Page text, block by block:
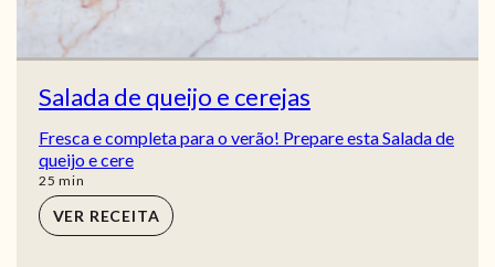
Salada de queijo e cerejas
Fresca e completa para o verão! Prepare esta Salada de
queijo e cere
25 min
min
VER RECEITA